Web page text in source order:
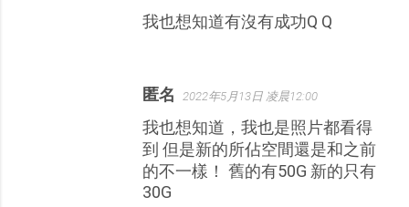
我也想知道有沒有成功Q Q
匿名 2022年5月13日 凌晨12:00
我也想知道，我也是照片都看得
到 但是新的所佔空間還是和之前
的不一樣！ 舊的有50G 新的只有
30G